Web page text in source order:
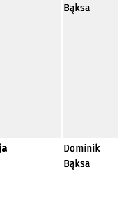
Bąksa
Dominik
Bąksa